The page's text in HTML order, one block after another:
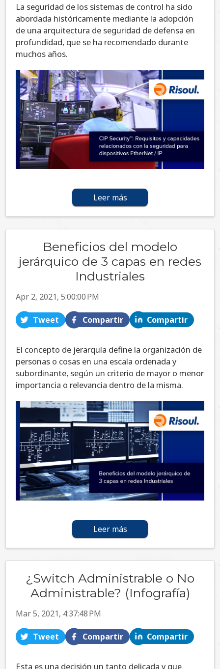
La seguridad de los sistemas de control ha sido
abordada históricamente mediante la adopción
de una arquitectura de seguridad de defensa en
profundidad, que se ha recomendado durante
muchos años.
Leer más
Beneficios del modelo
jerárquico de 3 capas en redes
Industriales
Apr 2, 2021, 5:00:00 PM
Tweet Compartir Compartir
El concepto de jerarquía define la organización de
personas o cosas en una escala ordenada y
subordinante, según un criterio de mayor o menor
importancia o relevancia dentro de la misma.
Leer más
¿Switch Administrable o No
Administrable? (Infografía)
Mar 5, 2021, 4:37:48 PM
Tweet Compartir Compartir
Esta es una decisión un tanto delicada y que